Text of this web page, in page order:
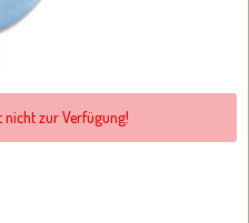
nicht zur Verfügung!